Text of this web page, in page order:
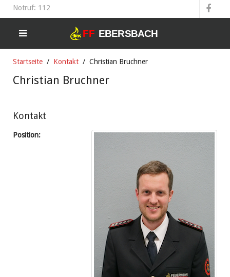
Notruf: 112
Startseite Kontakt Christian Bruchner
Christian Bruchner
Kontakt
Position: